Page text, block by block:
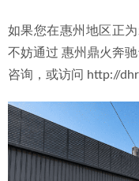
如果您在惠州地区正
不妨通过 惠州鼎火奔
咨询，或访问 http://